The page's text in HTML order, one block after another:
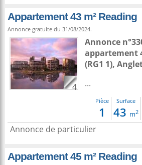
Appartement 43 m² Reading
Annonce gratuite du 31/08/2024.
4
Annonce
appartement
(RG1 1),
...
Pièce
1
Surface
43 m2
Annonce de particulier
Appartement 45 m² Reading